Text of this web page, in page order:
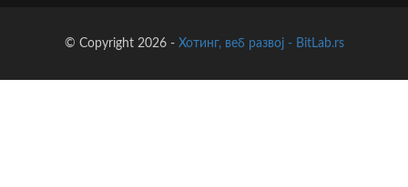
© Copyright 2026 - Хотинг, веб развој - BitLab.rs